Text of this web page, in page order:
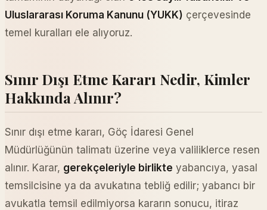
Uluslararası Koruma Kanunu (YUKK) çerçevesinde
temel kuralları ele alıyoruz.
Sınır Dışı Etme Kararı Nedir, Kimler
Hakkında Alınır?
Sınır dışı etme kararı, Göç İdaresi Genel
Müdürlüğünün talimatı üzerine veya valiliklerce resen
alınır. Karar, gerekçeleriyle birlikte yabancıya, yasal
temsilcisine ya da avukatına tebliğ edilir; yabancı bir
avukatla temsil edilmiyorsa kararın sonucu, itiraz